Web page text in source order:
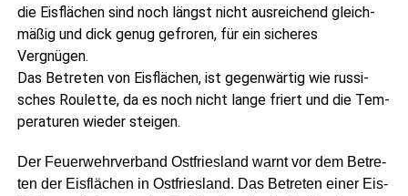
die Eis­flä­chen sind noch längst nicht aus­rei­chend gleich­
mä­ßig und dick genug gefro­ren, für ein siche­res
Vergnügen.
Das Betre­ten von Eis­flä­chen, ist gegen­wär­tig wie rus­si­
sches Rou­lette, da es noch nicht lan­ge friert und die Tem­
pe­ra­tu­ren wie­der steigen.
Der Feu­er­wehr­ver­band Ost­fries­land warnt vor dem Betre­
ten der Eis­flä­chen in Ost­fries­land. Das Betre­ten einer Eis­